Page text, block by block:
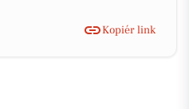
Kopiér link